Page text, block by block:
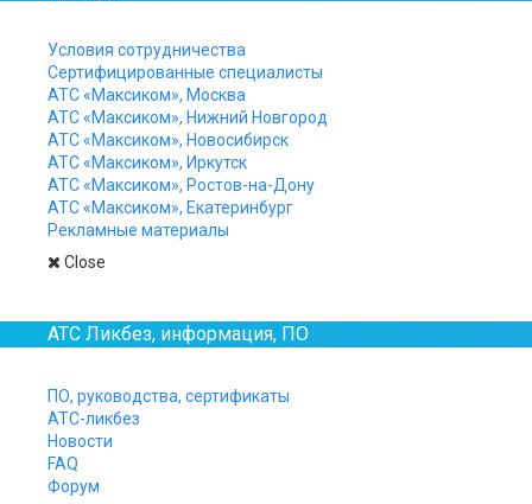
Условия сотрудничества
Сертифицированные специалисты
АТС «Максиком», Москва
АТС «Максиком», Нижний Новгород
АТС «Максиком», Новосибирск
АТС «Максиком», Иркутск
АТС «Максиком», Ростов-на-Дону
АТС «Максиком», Екатеринбург
Рекламные материалы
Close
АТС Ликбез, информация, ПО
ПО, руководства, сертификаты
АТС-ликбез
Новости
FAQ
Форум